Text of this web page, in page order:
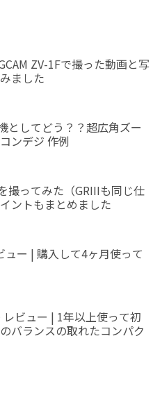
ZV-1Fで撮った動画と写
ました
としてどう？？超広角ズー
ンデジ 作例
撮ってみた（GRIIIも同じ仕
ントもまとめました
ュー | 購入して4ヶ月使って
1年以上使って初
バランスの取れたコンパク